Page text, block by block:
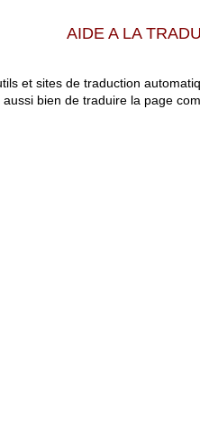
AIDE A LA
et sites de traduction
bien de traduire la page